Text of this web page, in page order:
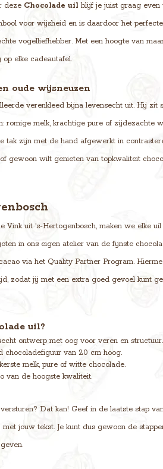
deze Chocolade uil blijf je juist graag even
voor wijsheid en is daardoor het
vogelliefhebber. Met een hoogte van
elke cadeautafel.
oude wijsneuzen
verenkleed bijna levensecht uit. Hij zit
romige melk, krachtige pure of zijdezachte
tak zijn met de hand afgewerkt in
gewoon wilt genieten van topkwaliteit
uit 's-Hertogenbosch, maken we elke
in ons eigen atelier van de fijnste
via het Quality Partner Program.
zodat jij met een extra goed gevoel kunt
uil?
ontwerp met oog voor veren en structuur.
chocoladefiguur van 20 cm hoog.
melk, pure of witte chocolade.
van de hoogste kwaliteit.
Dat kan! Geef in de laatste stap
jouw tekst. Je kunt dus gewoon de